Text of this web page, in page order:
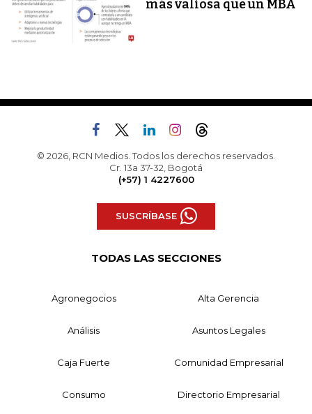
más valiosa que un MBA
© 2026, RCN Medios. Todos los derechos reservados.
Cr. 13a 37-32, Bogotá
(+57) 1 4227600
SUSCRÍBASE
TODAS LAS SECCIONES
Agronegocios Alta Gerencia
Análisis Asuntos Legales
Caja Fuerte Comunidad Empresarial
Consumo Directorio Empresarial